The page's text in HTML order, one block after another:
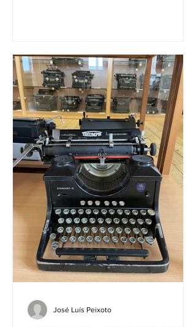
José Luís Peixoto